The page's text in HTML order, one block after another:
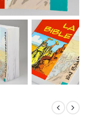
€130.00